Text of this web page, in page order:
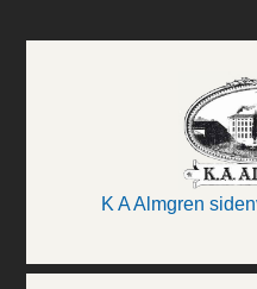
K A Almgren